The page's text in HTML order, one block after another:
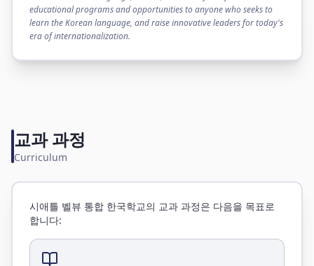
educational programs and opportunities to anyone who seeks to
learn the Korean language, and raise innovative leaders for today's
era of internationalization.
교과 과정
Curriculum
시애틀 벨뷰 통합 한국학교의 교과 과정은 다음을 목표로
합니다: